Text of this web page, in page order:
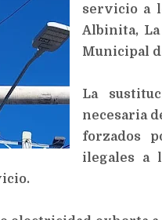
servicio a
Albinita,
Municipal
La
necesaria
forzados
ilegales a